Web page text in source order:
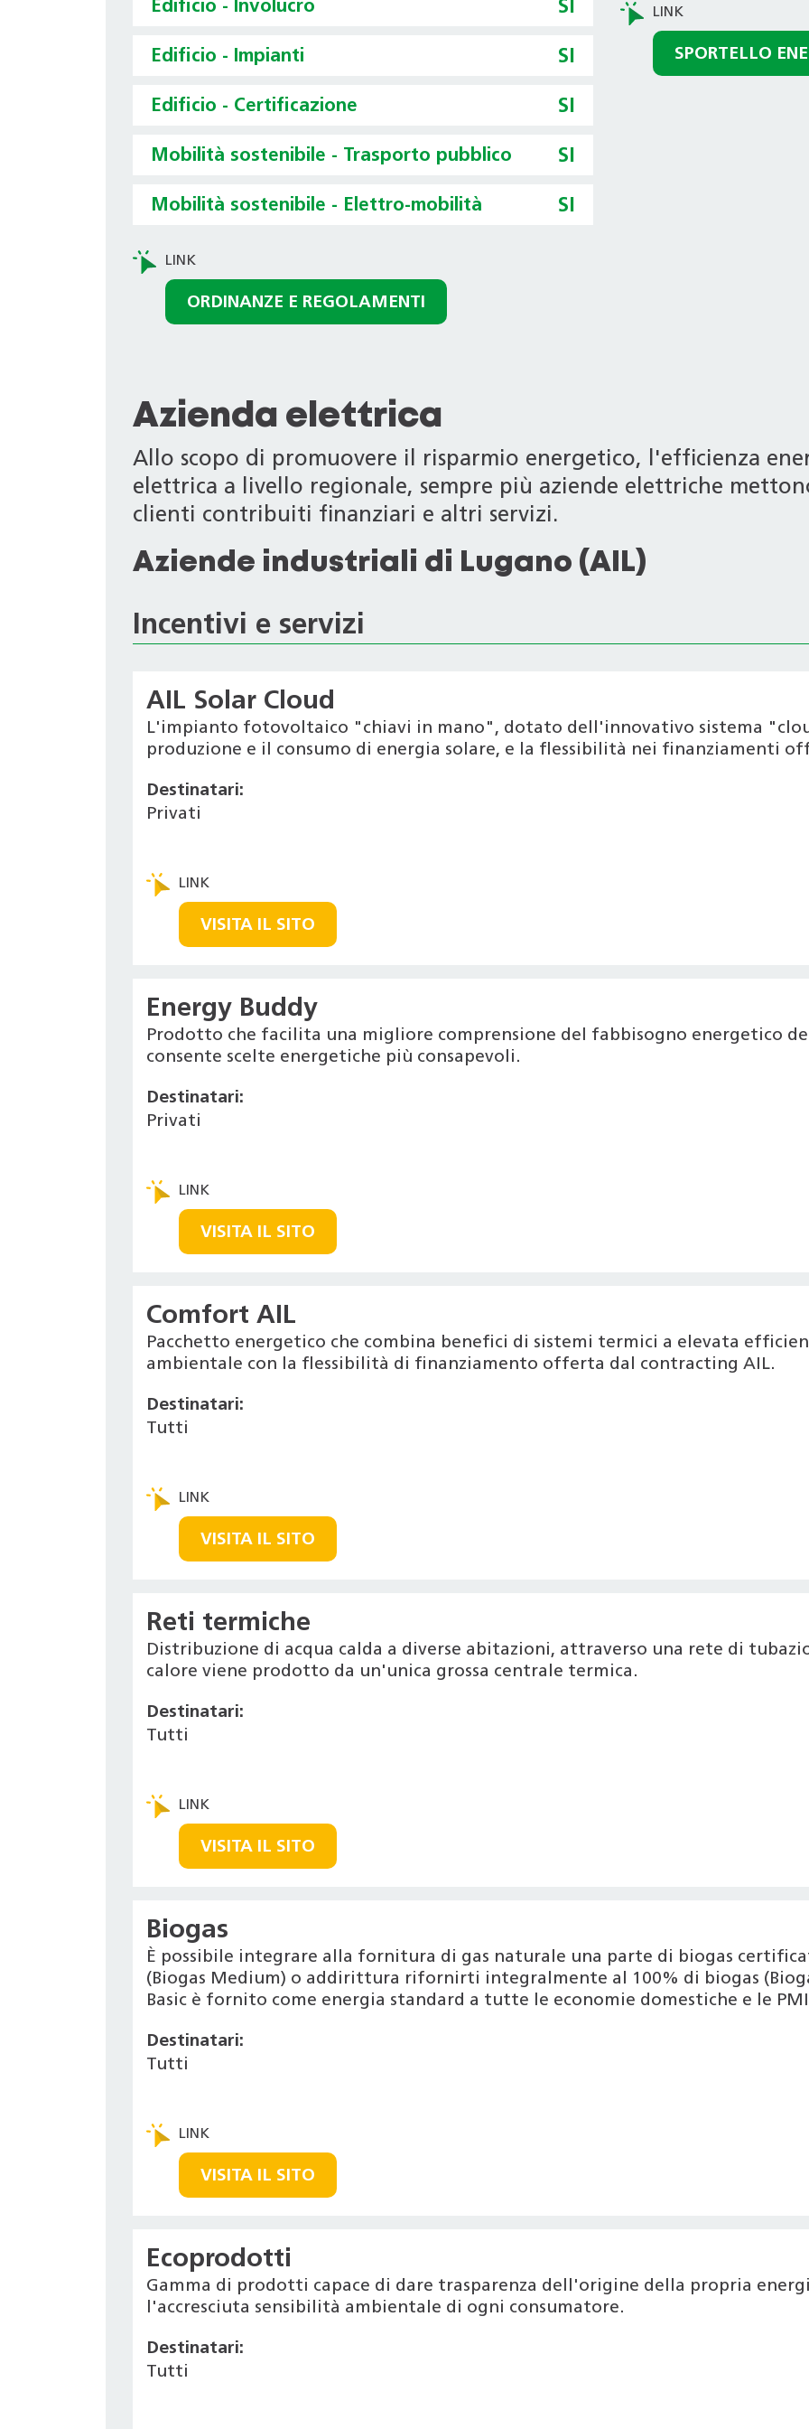
Edificio - Involucro SI
Edificio - Impianti SI
Edificio - Certificazione SI
Mobilità sostenibile - Trasporto pubblico SI
Mobilità sostenibile - Elettro-mobilità SI
ORDINANZE E REGOLAMENTI
SPORTELLO
Azienda elettrica
Allo scopo di promuovere il risparmio energetico, l'efficienza
elettrica a livello regionale, sempre più aziende elettriche
clienti contribuiti finanziari e altri servizi.
Aziende industriali di Lugano (AIL)
Incentivi e servizi
AIL Solar Cloud
L'impianto fotovoltaico "chiavi in mano", dotato dell'innovativo sistema
produzione e il consumo di energia solare, e la flessibilità nei finanziamenti
Destinatari:
Privati
VISITA IL SITO
Energy Buddy
Prodotto che facilita una migliore comprensione del fabbisogno energetico
consente scelte energetiche più consapevoli.
Destinatari:
Privati
VISITA IL SITO
Comfort AIL
Pacchetto energetico che combina benefici di sistemi termici a elevata
ambientale con la flessibilità di finanziamento offerta dal contracting AIL.
Destinatari:
Tutti
VISITA IL SITO
Reti termiche
Distribuzione di acqua calda a diverse abitazioni, attraverso una rete di
calore viene prodotto da un'unica grossa centrale termica.
Destinatari:
Tutti
VISITA IL SITO
Biogas
È possibile integrare alla fornitura di gas naturale una parte di biogas
(Biogas Medium) o addirittura rifornirti integralmente al 100% di biogas
Basic è fornito come energia standard a tutte le economie domestiche e le
Destinatari:
Tutti
VISITA IL SITO
Ecoprodotti
Gamma di prodotti capace di dare trasparenza dell'origine della propria
l'accresciuta sensibilità ambientale di ogni consumatore.
Destinatari:
Tutti